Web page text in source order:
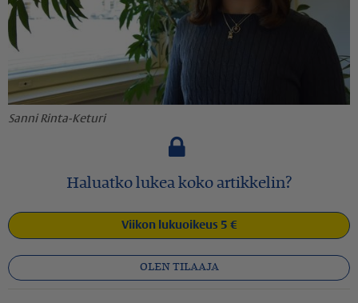
Sanni Rinta-Keturi
Haluatko lukea koko artikkelin?
Viikon lukuoikeus 5 €
OLEN TILAAJA